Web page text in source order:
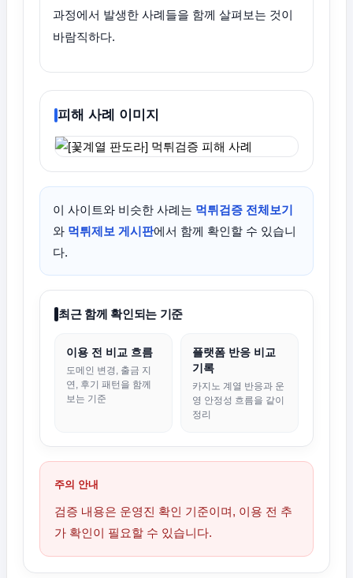
과정에서 발생한 사례들을 함께 살펴보는 것이
바람직하다.
피해 사례 이미지
이 사이트와 비슷한 사례는 먹튀검증 전체보기
와 먹튀제보 게시판에서 함께 확인할 수 있습니
다.
최근 함께 확인되는 기준
이용 전 비교 흐름
도메인 변경, 출금 지
연, 후기 패턴을 함께
보는 기준
플랫폼 반응 비교
기록
카지노 계열 반응과 운
영 안정성 흐름을 같이
정리
주의 안내
검증 내용은 운영진 확인 기준이며, 이용 전 추
가 확인이 필요할 수 있습니다.